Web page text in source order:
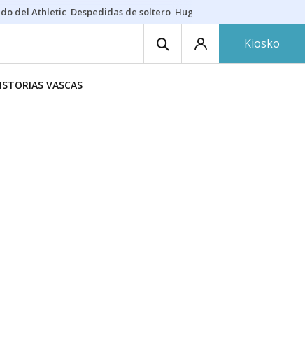
del Athletic Despedidas de soltero Hugo Rincón
Kiosko
VASCAS